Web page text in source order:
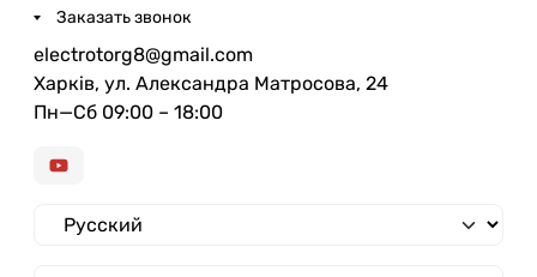
Заказать звонок
electrotorg8@gmail.com
Харків, ул. Александра Матросова, 24
Пн—Сб 09:00 – 18:00